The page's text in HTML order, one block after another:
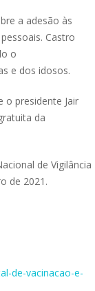
a adesão às
Castro
o
e dos idosos.
o presidente Jair
da
de Vigilância
de 2021.
de-vacinacao-e-